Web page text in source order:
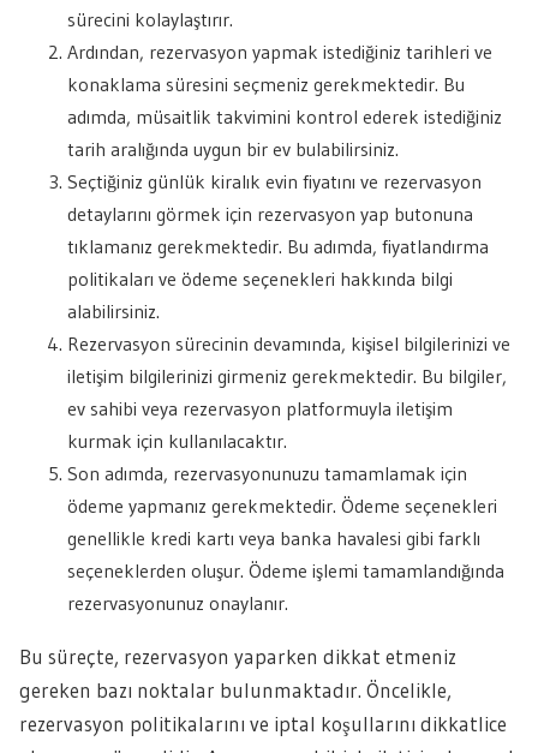
sürecini kolaylaştırır.
Ardından, rezervasyon yapmak istediğiniz tarihleri ve
konaklama süresini seçmeniz gerekmektedir. Bu
adımda, müsaitlik takvimini kontrol ederek istediğiniz
tarih aralığında uygun bir ev bulabilirsiniz.
Seçtiğiniz günlük kiralık evin fiyatını ve rezervasyon
detaylarını görmek için rezervasyon yap butonuna
tıklamanız gerekmektedir. Bu adımda, fiyatlandırma
politikaları ve ödeme seçenekleri hakkında bilgi
alabilirsiniz.
Rezervasyon sürecinin devamında, kişisel bilgilerinizi ve
iletişim bilgilerinizi girmeniz gerekmektedir. Bu bilgiler,
ev sahibi veya rezervasyon platformuyla iletişim
kurmak için kullanılacaktır.
Son adımda, rezervasyonunuzu tamamlamak için
ödeme yapmanız gerekmektedir. Ödeme seçenekleri
genellikle kredi kartı veya banka havalesi gibi farklı
seçeneklerden oluşur. Ödeme işlemi tamamlandığında
rezervasyonunuz onaylanır.
Bu süreçte, rezervasyon yaparken dikkat etmeniz
gereken bazı noktalar bulunmaktadır. Öncelikle,
rezervasyon politikalarını ve iptal koşullarını dikkatlice